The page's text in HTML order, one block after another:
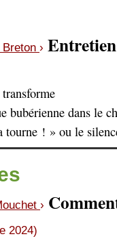
Breton ›
bubérienne dans le
tourne ! » ou le
›
2024)